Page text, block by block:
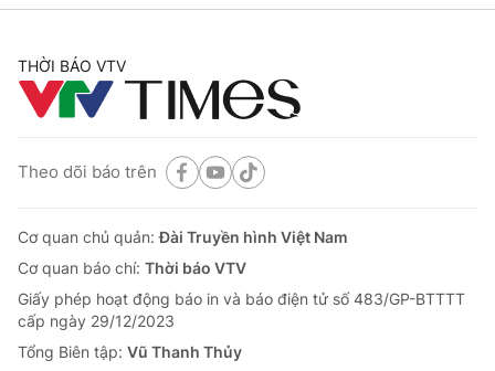
THỜI BÁO VTV
Theo dõi báo trên
Cơ quan chủ quản:Đài Truyền hình Việt Nam
Cơ quan báo chí: Thời báo VTV
Giấy phép hoạt động báo in và báo điện tử số 483/GP-BTTTT
cấp ngày 29/12/2023
Tổng Biên tập: Vũ Thanh Thủy